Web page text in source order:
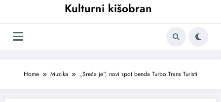
Kulturni kišobran
Home Muzika „Sreća je“, novi spot benda Turbo Trans Turisti